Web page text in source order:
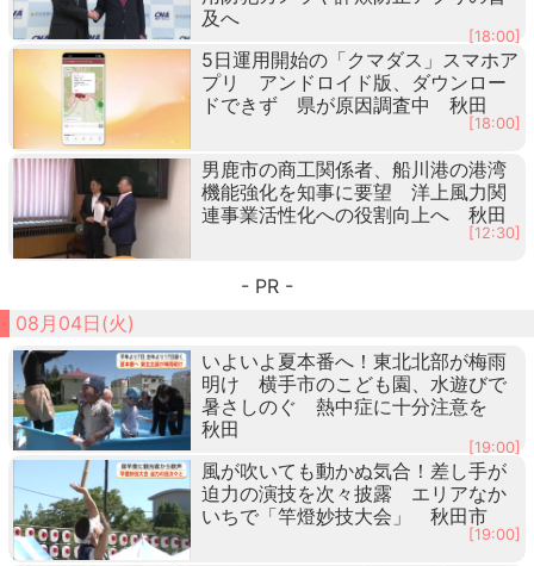
及へ
[18:00]
5日運用開始の「クマダス」スマホア
プリ アンドロイド版、ダウンロー
ドできず 県が原因調査中 秋田
[18:00]
男鹿市の商工関係者、船川港の港湾
機能強化を知事に要望 洋上風力関
連事業活性化への役割向上へ 秋田
[12:30]
- PR -
08月04日(火)
いよいよ夏本番へ！東北北部が梅雨
明け 横手市のこども園、水遊びで
暑さしのぐ 熱中症に十分注意を
秋田
[19:00]
風が吹いても動かぬ気合！差し手が
迫力の演技を次々披露 エリアなか
いちで「竿燈妙技大会」 秋田市
[19:00]